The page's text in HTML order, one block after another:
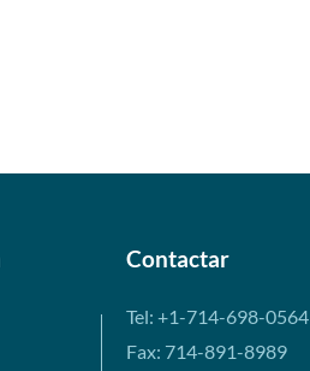
Contactar
Tel: +1-714-698-0564
Fax: 714-891-8989